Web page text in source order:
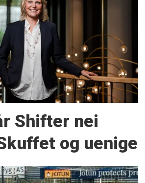
Shifter nei
og uenige